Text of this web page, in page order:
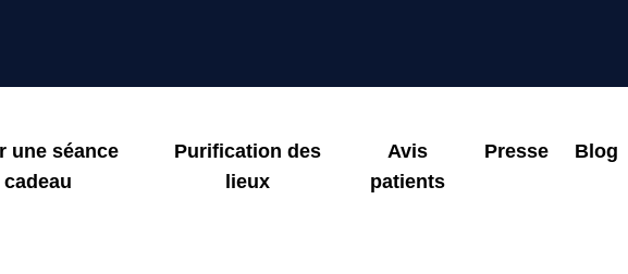
une séance
cadeau
Purification des
lieux
Avis
patients
Presse Blog